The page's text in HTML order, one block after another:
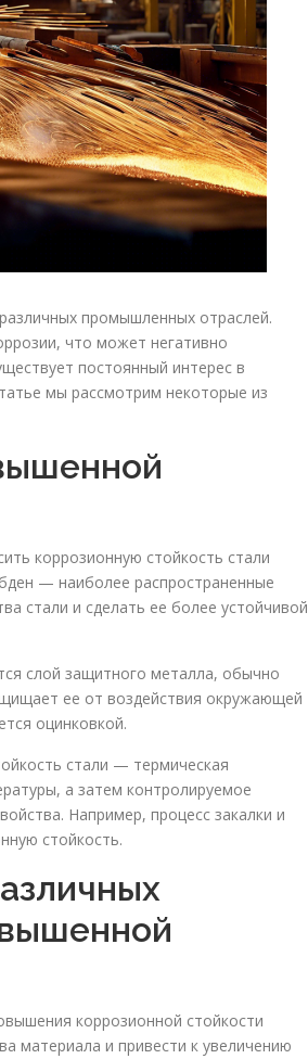
промышленных отраслей.
что может негативно
постоянный интерес в
мы рассмотрим некоторые из
коррозионную стойкость стали
— наиболее распространенные
стали и сделать ее более устойчивой
слой защитного металла, обычно
ее от воздействия окружающей
оцинковкой.
стали — термическая
а затем контролируемое
Например, процесс закалки и
стойкость.
коррозионной стойкости
материала и привести к увеличению